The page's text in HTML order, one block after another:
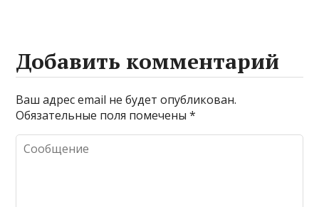
Добавить комментарий
Ваш адрес email не будет опубликован.
Обязательные поля помечены*